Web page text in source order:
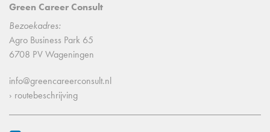
Green Career Consult
Bezoekadres:
Agro Business Park 65
6708 PV Wageningen
info@greencareerconsult.nl
› routebeschrijving